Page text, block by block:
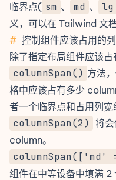
临界点( sm 、 md 、 lg
义，可以在 Tailwind 文
# 控制组件应该占用的
除了指定布局组件应该
columnSpan() 方法
格中应该占有多少
者一个临界点和占用列宽
columnSpan(2) 将
column。
组件在中等设备中填满